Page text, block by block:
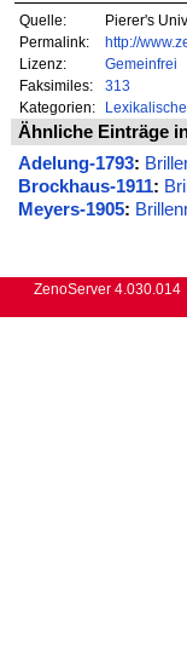
Quelle:
Pierer's
Permalink:
http://
Lizenz:
Gemeinfrei
Faksimiles:
313
Kategorien:
Ähnliche Einträge
Adelung-1793:
Brockhaus-1911:
Meyers-1905:
ZenoServer 4.030.014